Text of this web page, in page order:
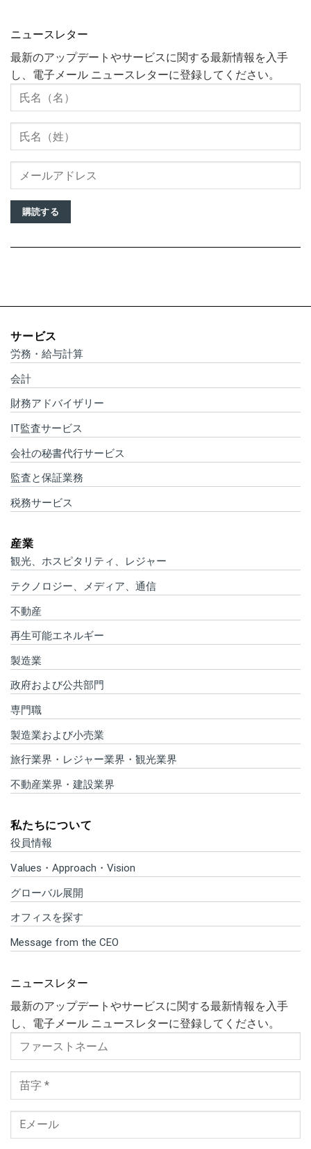
ニュースレター
最新のアップデートやサービスに関する最新情報を入手
し、電子メール ニュースレターに登録してください。
購読する
サービス
労務・給与計算
会計
財務アドバイザリー
IT監査サービス
会社の秘書代行サービス
監査と保証業務
税務サービス
産業
観光、ホスピタリティ、レジャー
テクノロジー、メディア、通信
不動産
再生可能エネルギー
製造業
政府および公共部門
専門職
製造業および小売業
旅行業界・レジャー業界・観光業界
不動産業界・建設業界
私たちについて
役員情報
Values・Approach・Vision
グローバル展開
オフィスを探す
Message from the CEO
ニュースレター
最新のアップデートやサービスに関する最新情報を入手
し、電子メール ニュースレターに登録してください。